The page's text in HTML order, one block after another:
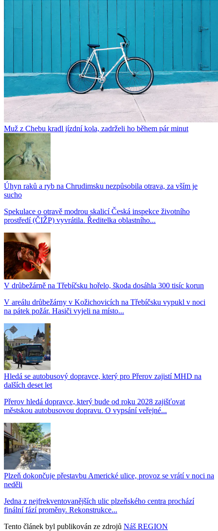
Muž z Chebu kradl jízdní kola, zadrželi ho během pár minut
Úhyn raků a ryb na Chrudimsku nezpůsobila otrava, za vším je
sucho
Spekulace o otravě modrou skalicí Česká inspekce životního
prostředí (ČIŽP) vyvrátila. Ředitelka oblastního...
V drůbežárně na Třebíčsku hořelo, škoda dosáhla 300 tisíc korun
V areálu drůbežárny v Kožichovicích na Třebíčsku vypukl v noci
na pátek požár. Hasiči vyjeli na místo...
Hledá se autobusový dopravce, který pro Přerov zajistí MHD na
dalších deset let
Přerov hledá dopravce, který bude od roku 2028 zajišťovat
městskou autobusovou dopravu. O vypsání veřejné...
Plzeň dokončuje přestavbu Americké ulice, provoz se vrátí v noci na
neděli
Jedna z nejfrekventovanějších ulic plzeňského centra prochází
finální fází proměny. Rekonstrukce...
Tento článek byl publikován ze zdrojů Náš REGION